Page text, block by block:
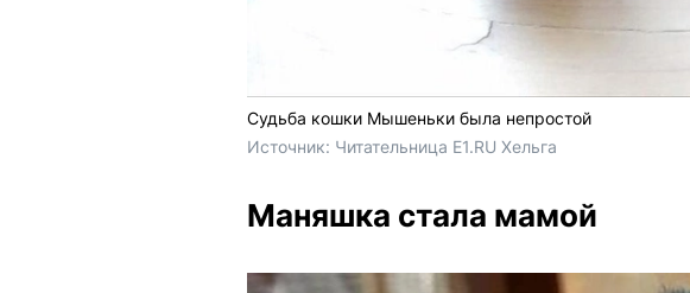
Судьба кошки Мышеньки была непростой
Источник: Читательница E1.RU Хельга
Маняшка стала мамой